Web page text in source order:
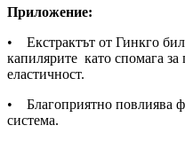
Приложение:
• Екстрактът от Гинкго
капилярите като спомага
еластичнoст.
• Благоприятно повлиява
система.